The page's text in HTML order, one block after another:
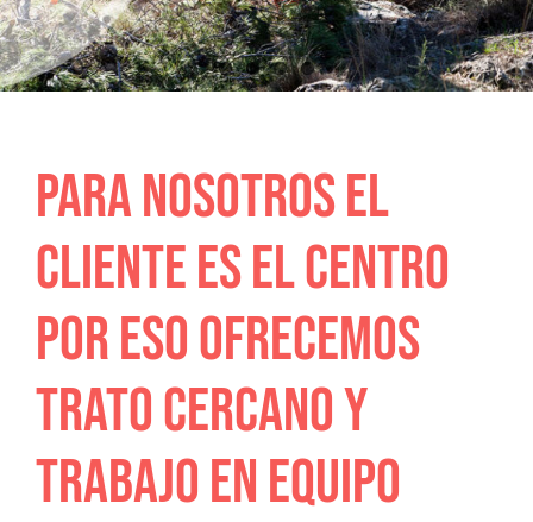
PARA NOSOTROS EL
CLIENTE ES EL CENTRO
POR ESO OFRECEMOS
TRATO CERCANO Y
TRABAJO EN EQUIPO